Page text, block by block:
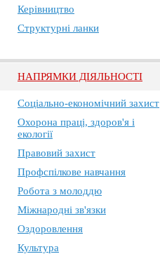
Керівництво
Структурні ланки
НАПРЯМКИ ДІЯЛЬНОСТІ
Соціально-економічний захист
Охорона праці, здоров'я і
екології
Правовий захист
Профспілкове навчання
Робота з молоддю
Міжнародні зв'язки
Оздоровлення
Культура